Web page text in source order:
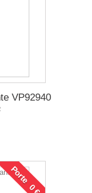
VP92940
Porte 0 €